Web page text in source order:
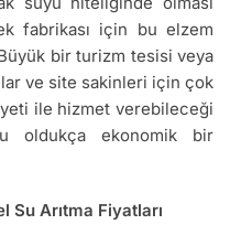
fabrikası için bu elzem
bir turizm tesisi veya
ve site sakinleri için çok
ile hizmet verebileceği
oldukça ekonomik bir
Su Arıtma Fiyatları